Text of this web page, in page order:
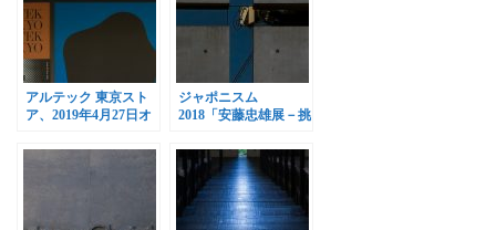
アルテック 東京スト
ア、2019年4月27日オ
ジャポニスム
2018「安藤忠雄展－挑
センターで開催